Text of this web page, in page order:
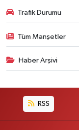
Trafik Durumu
Tüm Manşetler
Haber Arşivi
RSS